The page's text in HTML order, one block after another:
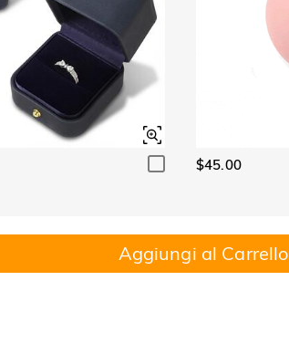
$45.00
Aggiungi al Carrello